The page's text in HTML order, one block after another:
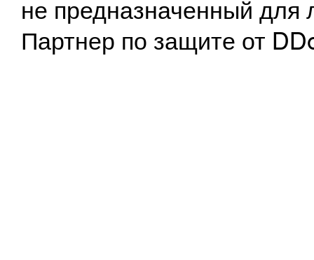
не предназначенный
Партнер по защите от